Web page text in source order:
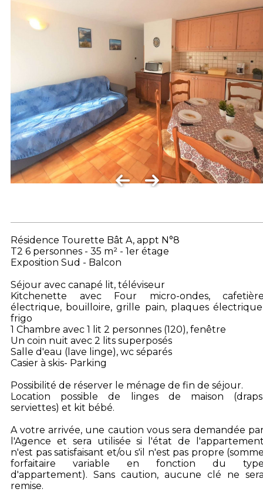
Résidence Tourette Bât A, appt N°8
T2 6 personnes - 35 m² - 1er étage
Exposition Sud - Balcon
Séjour avec canapé lit, téléviseur
Kitchenette avec Four micro-ondes,
électrique, bouilloire, grille pain, plaques
frigo
1 Chambre avec 1 lit 2 personnes (120), fenêtre
Un coin nuit avec 2 lits superposés
Salle d'eau (lave linge), wc séparés
Casier à skis- Parking
Possibilité de réserver le ménage de fin de séjour.
Location possible de linges de maison
serviettes) et kit bébé.
A votre arrivée, une caution vous sera demandée
l'Agence et sera utilisée si l'état de
n'est pas satisfaisant et/ou s'il n'est pas propre
forfaitaire variable en fonction du
d'appartement). Sans caution, aucune clé ne
remise.